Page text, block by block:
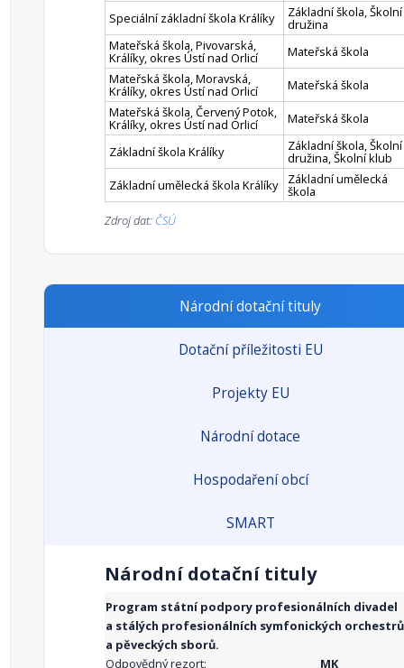
Speciální základní škola Králíky Základní škola, Školní
družina
Mateřská škola, Pivovarská,
Králíky, okres Ústí nad Orlicí
Mateřská škola
Mateřská škola, Moravská,
Králíky, okres Ústí nad Orlicí
Mateřská škola
Mateřská škola, Červený Potok,
Králíky, okres Ústí nad Orlicí Mateřská škola
Základní škola Králíky Základní škola, Školní
družina, Školní klub
Základní umělecká škola Králíky
Základní umělecká
škola
Zdroj dat: ČSÚ
Národní dotační tituly
Dotační příležitosti EU
Projekty EU
Národní dotace
Hospodaření obcí
SMART
Národní dotační tituly
Program státní podpory profesionálních divadel
a stálých profesionálních symfonických orchestrů
a pěveckých sborů.
Odpovědný rezort:
MK